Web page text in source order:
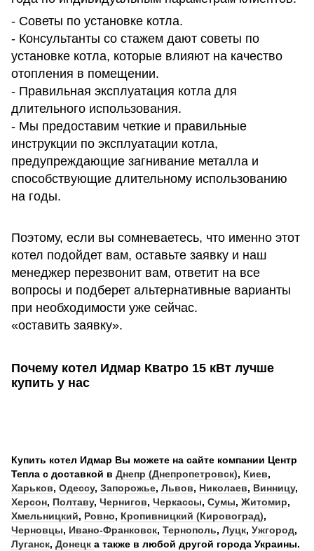
- Советы по установке котла.
- Консультанты со стажем дают советы по
установке котла, которые влияют на качество
отопления в помещении.
- Правильная эксплуатация котла для
длительного использования.
- Мы предоставим четкие и правильные
инструкции по эксплуатации котла,
предупреждающие загнивание металла и
способствующие длительному использованию
на годы.
Поэтому, если вы сомневаетесь, что именно этот
котел подойдет вам, оставьте заявку и наш
менеджер перезвонит вам, ответит на все
вопросы и подберет альтернативные варианты
при необходимости уже сейчас.
«оставить заявку».
Почему котел Идмар Кватро 15 кВт лучше
купить у нас
Купить котел Идмар Вы можете на сайте компании Центр
Тепла с доставкой в Днепр (Днепропетровск), Киев,
Харьков, Одессу, Запорожье, Львов, Николаев, Винницу,
Херсон, Полтаву, Чернигов, Черкассы, Сумы, Житомир,
Хмельницкий, Ровно, Кропивницкий (Кировоград),
Черновцы, Ивано-Франковск, Тернополь, Луцк, Ужгород,
Луганск, Донецк а также в любой другой города Украины.